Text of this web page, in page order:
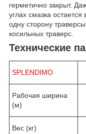
герметично закрыт.
углах смазка остается
одну сторону
косильных траверс.
Технические
SPLENDIMO
Рабочая ширина
(м)
Вес (кг)